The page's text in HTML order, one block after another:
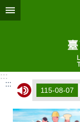
跳到主要內容區塊
:::
:::
115-08-07
115-07-29